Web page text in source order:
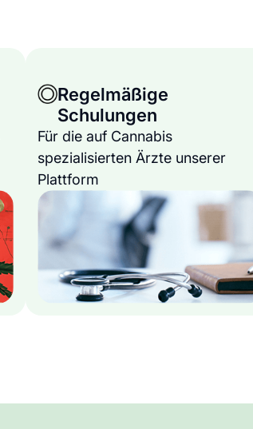
Regelmäßige
Schulungen
Für die auf Cannabis
spezialisierten Ärzte unserer
Plattform